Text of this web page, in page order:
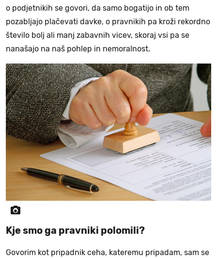
o podjetnikih se govori, da samo bogatijo in ob tem
pozabljajo plačevati davke, o pravnikih pa kroži rekordno
število bolj ali manj zabavnih vicev, skoraj vsi pa se
nanašajo na naš pohlep in nemoralnost.
Kje smo ga pravniki polomili?
Govorim kot pripadnik ceha, kateremu pripadam, sam se